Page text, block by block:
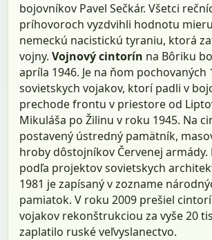
bojovníkov Pavel Sečkár. Všetci
príhovoroch vyzdvihli hodnotu
nemeckú nacistickú tyraniu, ktorá
vojny.Vojnový cintorín na Bôriku
apríla 1946. Je na ňom pochovaných
sovietskych vojakov, ktorí padli v
prechode frontu v priestore od
Mikuláša po Žilinu v roku 1945. Na
postavený ústredný pamätník,
hroby dôstojníkov Červenej armády.
podľa projektov sovietskych
1981 je zapísaný v zozname
pamiatok. V roku 2009 prešiel
vojakov rekonštrukciou za vyše 20
zaplatilo ruské veľvyslanectvo.